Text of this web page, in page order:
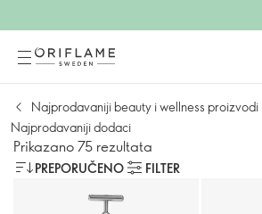
Najprodavaniji beauty i wellness proizvodi
Najprodavaniji dodaci
Prikazano 75 rezultata
PREPORUČENO FILTER